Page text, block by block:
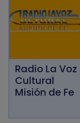
Radio La Voz
Cultural
Misión de Fe